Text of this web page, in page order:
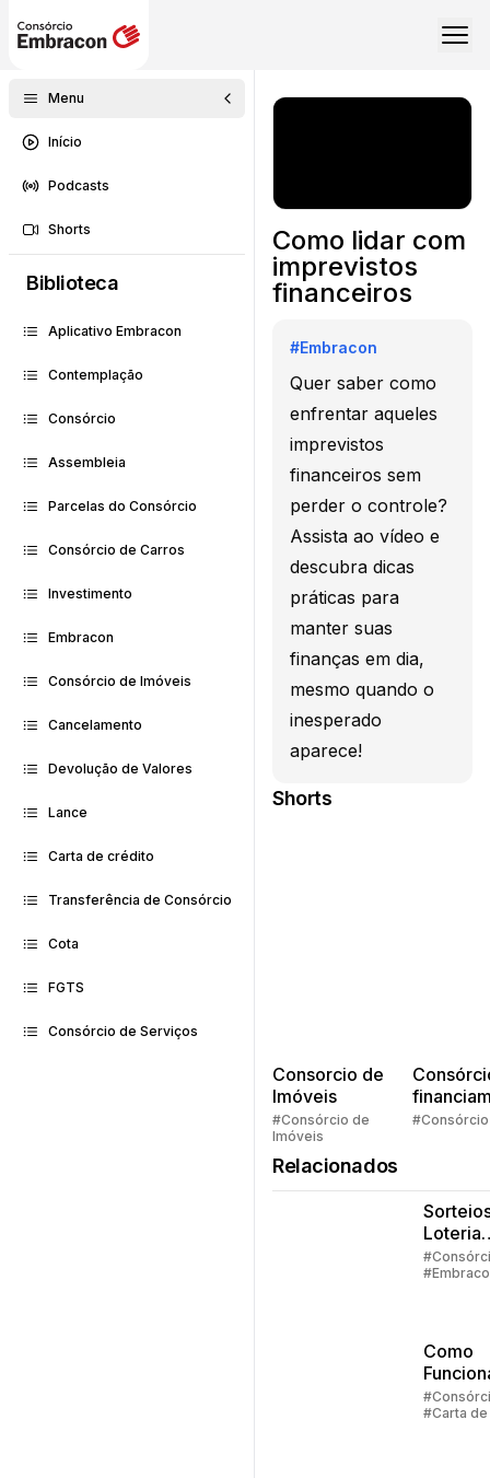
Menu
Início
Podcasts
Shorts
Biblioteca
Aplicativo Embracon
Contemplação
Consórcio
Assembleia
Parcelas do Consórcio
Consórcio de Carros
Investimento
Embracon
Consórcio de Imóveis
Cancelamento
Devolução de Valores
Lance
Carta de crédito
Transferência de Consórcio
Cota
FGTS
Consórcio de Serviços
Como lidar com
imprevistos
financeiros
#Embracon
Quer saber como
enfrentar aqueles
imprevistos
financeiros sem
perder o controle?
Assista ao vídeo e
descubra dicas
práticas para
manter suas
finanças em dia,
mesmo quando o
inesperado
aparece!
Shorts
Consorcio de
Imóveis
#Consórcio de
Imóveis
Quem
#Consórcio
Relacionados
Loteria
Federal:
grupos
Como
Carta
Crédito
#Carta